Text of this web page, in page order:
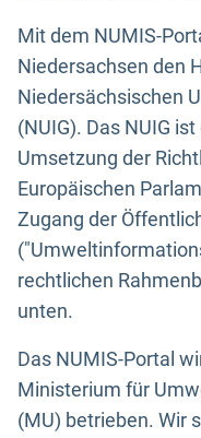
Mit dem NUMIS-
Niedersachsen den
Niedersächsischen
(NUIG). Das NUIG
Umsetzung der
Europäischen
Zugang der
rechtlichen
unten.
Das NUMIS-Portal
Ministerium für
(MU) betrieben. Wir